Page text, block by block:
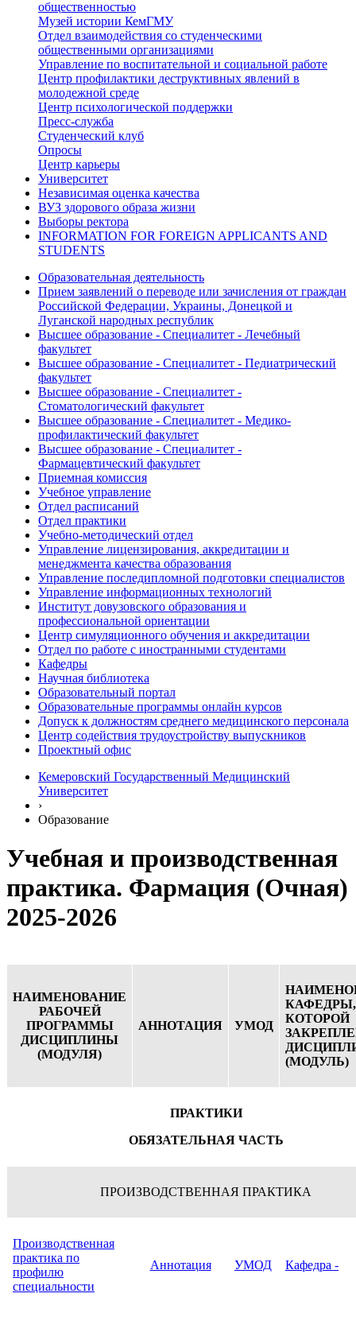
общественностью
Музей истории КемГМУ
Отдел взаимодействия со студенческими
общественными организациями
Управление по воспитательной и социальной работе
Центр профилактики деструктивных явлений в
молодежной среде
Центр психологической поддержки
Пресс-служба
Студенческий клуб
Опросы
Центр карьеры
Университет
Независимая оценка качества
ВУЗ здорового образа жизни
Выборы ректора
INFORMATION FOR FOREIGN APPLICANTS AND
STUDENTS
Образовательная деятельность
Прием заявлений о переводе или зачисления от граждан
Российской Федерации, Украины, Донецкой и
Луганской народных республик
Высшее образование - Специалитет - Лечебный
факультет
Высшее образование - Специалитет - Педиатрический
факультет
Высшее образование - Специалитет -
Стоматологический факультет
Высшее образование - Специалитет - Медико-
профилактический факультет
Высшее образование - Специалитет -
Фармацевтический факультет
Приемная комиссия
Учебное управление
Отдел расписаний
Отдел практики
Учебно-методический отдел
Управление лицензирования, аккредитации и
менеджмента качества образования
Управление последипломной подготовки специалистов
Управление информационных технологий
Институт довузовского образования и
профессиональной ориентации
Центр симуляционного обучения и аккредитации
Отдел по работе с иностранными студентами
Кафедры
Научная библиотека
Образовательный портал
Образовательные программы онлайн курсов
Допуск к должностям среднего медицинского персонала
Центр содействия трудоустройству выпускников
Проектный офис
Кемеровский Государственный Медицинский
Университет
›
Образование
Учебная и производственная
практика. Фармация (Очная)
2025-2026
НАИМЕНОВАНИЕ
РАБОЧЕЙ
ПРОГРАММЫ
ДИСЦИПЛИНЫ
(МОДУЛЯ)
АННОТАЦИЯ УМОД
КАФЕДРЫ,
КОТОРОЙ
(МОДУЛЬ)
ПРАКТИКИ
ОБЯЗАТЕЛЬНАЯ ЧАСТЬ
ПРОИЗВОДСТВЕННАЯ ПРАКТИКА
Производственная
практика по
профилю
специальности
Аннотация УМОД Кафедра -